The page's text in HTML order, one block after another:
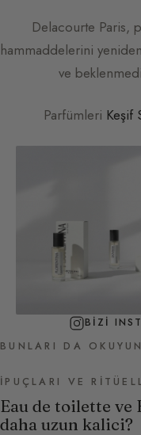
Delacourte Paris,
hammaddelerini
ve
Parfümleri Keşif
BIZI
BUNLARI DA OKUYUN
İPUÇLARI VE
Eau de toilette ve
daha uzun kalici?